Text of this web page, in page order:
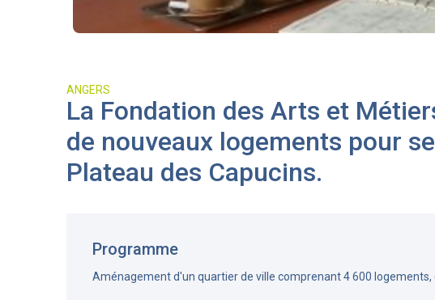
ANGERS
La Fondation des Arts et
de nouveaux logements pour
Plateau des Capucins.
Programme
Aménagement d'un quartier de ville comprenant 4 600 logements,